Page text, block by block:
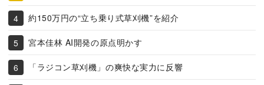
約150万円の“立ち乗り式草刈機”を紹介
宮本佳林 AI開発の原点明かす
「ラジコン草刈機」の爽快な実力に反響